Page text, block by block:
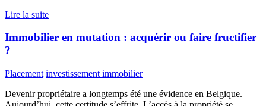
Lire la suite
Immobilier en mutation : acquérir ou faire fructifier
?
Placement investissement immobilier
Devenir propriétaire a longtemps été une évidence en Belgique.